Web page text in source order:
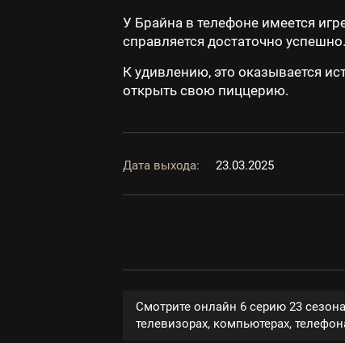
У Брайна в телефоне имеется
справляется достаточно
К удивлению, это оказывается
открыть свою пиццерию.
Дата выхода: 23.03.2025
Смотрите онлайн 6 серию 23
телевизорах, компьютерах,